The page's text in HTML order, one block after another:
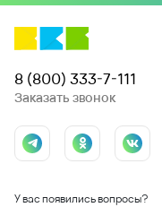
8 (800) 333-7-111
Заказать звонок
У вас появились вопросы?